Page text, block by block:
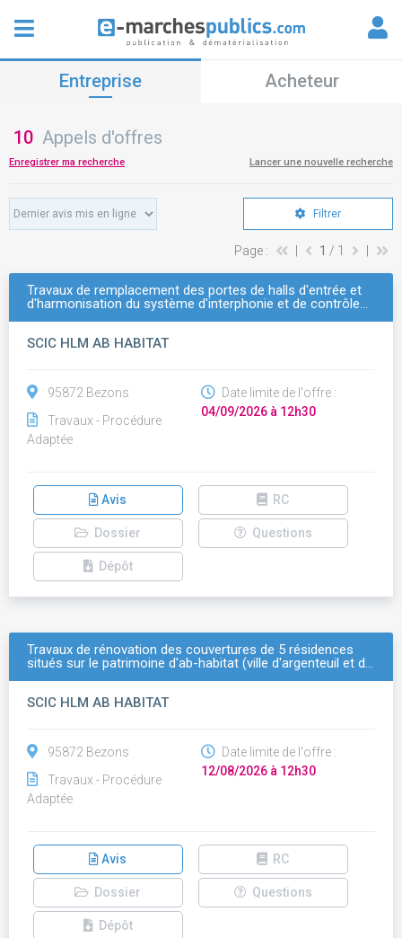
Entreprise Acheteur
10 Appels d'offres
Enregistrer ma recherche Lancer une nouvelle recherche
Filtrer
Page : 1 / 1
Travaux de remplacement des portes de halls d'entrée et
d'harmonisation du système d'interphonie et de contrôle…
SCIC HLM AB HABITAT
95872 Bezons
Travaux - Procédure
Adaptée
Date limite de l'offre :
04/09/2026 à 12h30
Avis RC
Dossier Questions
Dépôt
Travaux de rénovation des couvertures de 5 résidences
situés sur le patrimoine d'ab-habitat (ville d'argenteuil et d…
SCIC HLM AB HABITAT
95872 Bezons
Travaux - Procédure
Adaptée
Date limite de l'offre :
12/08/2026 à 12h30
Avis RC
Dossier Questions
Dépôt